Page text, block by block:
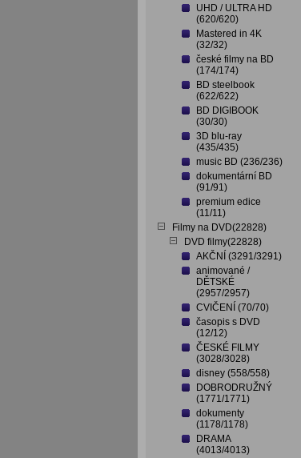
UHD / ULTRA HD
(620/620)
Mastered in 4K
(32/32)
české filmy na BD
(174/174)
BD steelbook
(622/622)
BD DIGIBOOK
(30/30)
3D blu-ray
(435/435)
music BD (236/236)
dokumentární BD
(91/91)
premium edice
(11/11)
Filmy na DVD(22828)
DVD filmy(22828)
AKČNÍ (3291/3291)
animované /
DĚTSKÉ
(2957/2957)
CVIČENÍ (70/70)
časopis s DVD
(12/12)
ČESKÉ FILMY
(3028/3028)
disney (558/558)
DOBRODRUŽNÝ
(1771/1771)
dokumenty
(1178/1178)
DRAMA
(4013/4013)